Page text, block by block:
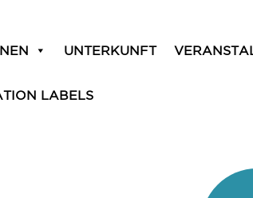
UNTERKUNFT
LABELS